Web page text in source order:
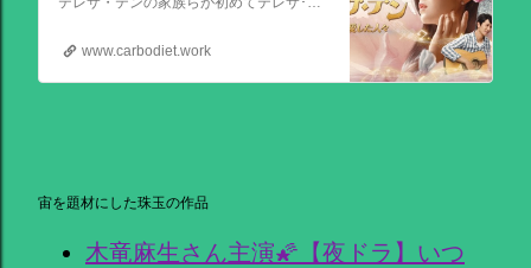
www.carbodiet.work
宙を題材にした珠玉の作品
木竜麻生さん主演🌠【夜ドラ】いつ